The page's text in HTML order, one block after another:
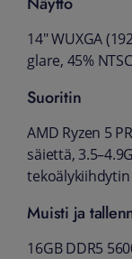
14" WUXGA
glare, 45% NTSC
Suoritin
AMD Ryzen 5
säiettä,
tekoälykiihdytin
Muisti ja
16GB DDR5